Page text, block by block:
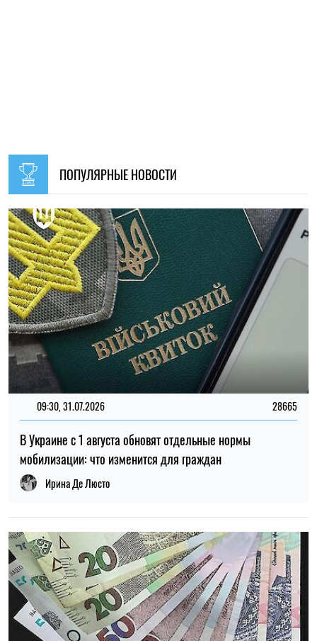
ПОПУЛЯРНЫЕ НОВОСТИ
09:30, 31.07.2026 28665
В Украине с 1 августа обновят отдельные нормы
мобилизации: что изменится для граждан
Ирина Де Люсто